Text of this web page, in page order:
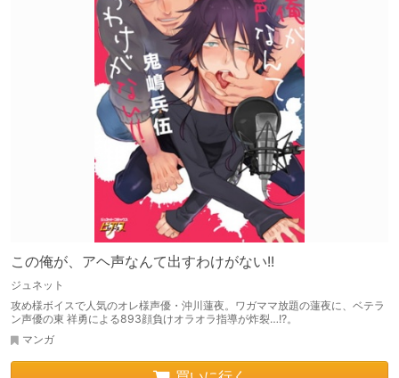
この俺が、アヘ声なんて出すわけがない!!
ジュネット
攻め様ボイスで人気のオレ様声優・沖川蓮夜。ワガママ放題の蓮夜に、ベテラ
ン声優の東 祥勇による893顔負けオラオラ指導が炸裂…!?。
マンガ